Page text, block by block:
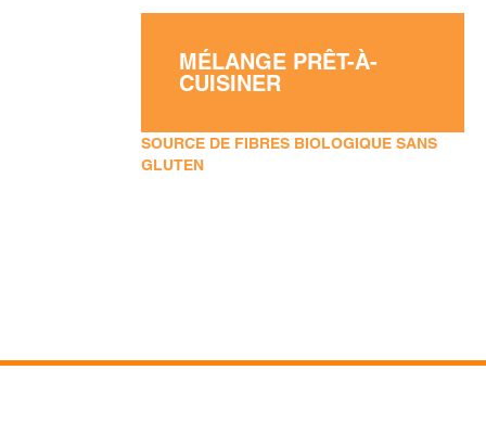
MÉLANGE PRÊT-À-
CUISINER
SOURCE DE FIBRES BIOLOGIQUE SANS
GLUTEN